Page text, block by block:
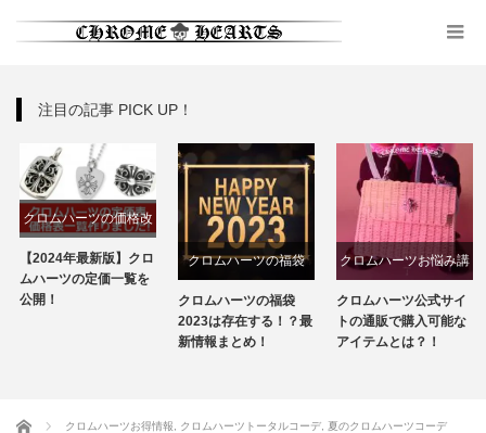
注目の記事 PICK UP！
クロムハーツの価格改
定
【2024年最新版】クロ
ムハーツの定価一覧を
公開！
クロムハーツの福袋
クロムハーツの福袋
2023は存在する！？最
新情報まとめ！
クロムハーツお悩み講
座
クロムハーツ公式サイ
トの通販で購入可能な
アイテムとは？！
ホーム クロムハーツお得情報 クロムハーツトータルコーデ
夏のクロムハーツコーデ